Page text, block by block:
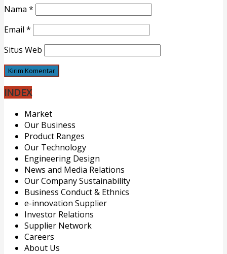
Nama *
Email *
Situs Web
INDEX
Market
Our Business
Product Ranges
Our Technology
Engineering Design
News and Media Relations
Our Company Sustainability
Business Conduct & Ethnics
e-innovation Supplier
Investor Relations
Supplier Network
Careers
About Us